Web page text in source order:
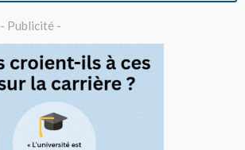
- Publicité -